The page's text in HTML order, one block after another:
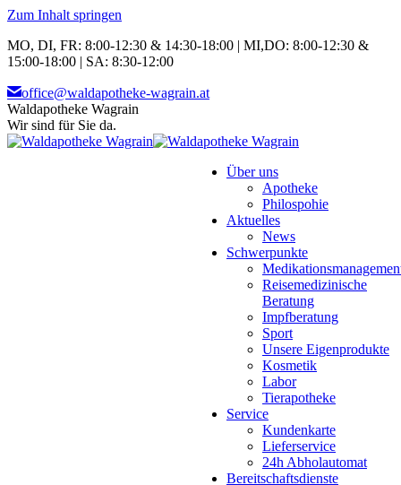
Zum Inhalt springen
MO, DI, FR: 8:00-12:30 & 14:30-18:00 | MI,DO: 8:00-12:30 &
15:00-18:00 | SA: 8:30-12:00
office@waldapotheke-wagrain.at
Waldapotheke Wagrain
Wir sind für Sie da.
Über uns
Apotheke
Philospohie
Aktuelles
News
Schwerpunkte
Reisemedizinische
Beratung
Impfberatung
Sport
Unsere Eigenprodukte
Kosmetik
Labor
Tierapotheke
Service
Kundenkarte
Lieferservice
24h Abholautomat
Bereitschaftsdienste